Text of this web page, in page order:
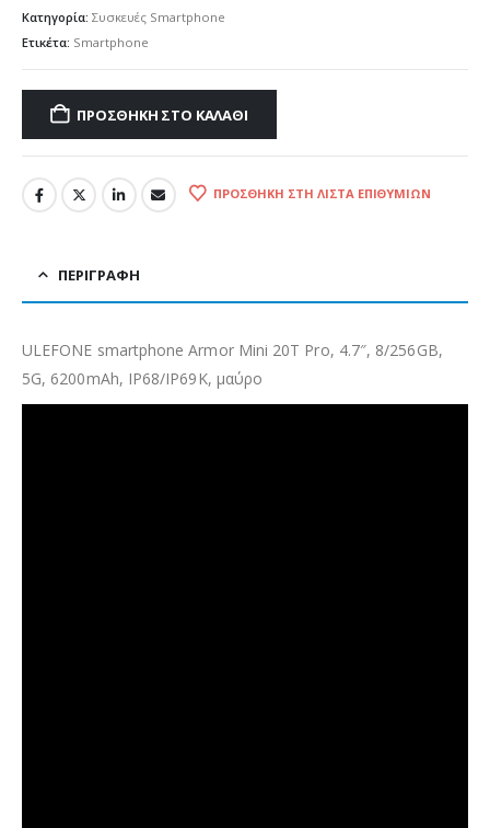
Κατηγορία: Συσκευές Smartphone
Ετικέτα: Smartphone
ΠΡΟΣΘΉΚΗ ΣΤΟ ΚΑΛΆΘΙ
ΠΡΟΣΘΉΚΗ ΣΤΗ ΛΊΣΤΑ ΕΠΙΘΥΜΙΏΝ
ΠΕΡΙΓΡΑΦΉ
ULEFONE smartphone Armor Mini 20T Pro, 4.7″, 8/256GB,
5G, 6200mAh, IP68/IP69K, μαύρο